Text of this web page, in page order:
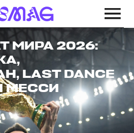
МИРА 2026:
LAST DANCE
МЕССИ